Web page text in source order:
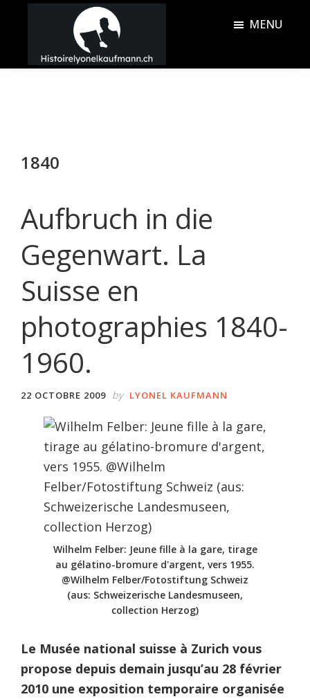
principal
barreHistoire
MENU
1840
Aufbruch in die
Gegenwart. La
Suisse en
photographies 1840-
1960.
22 OCTOBRE 2009 by LYONEL KAUFMANN
Wilhelm Felber: Jeune fille à la gare, tirage
au gélatino-bromure d'argent, vers 1955.
@Wilhelm Felber/Fotostiftung Schweiz
(aus: Schweizerische Landesmuseen,
collection Herzog)
Le Musée national suisse à Zurich vous
propose depuis demain jusqu’au 28 février
2010 une exposition temporaire organisée